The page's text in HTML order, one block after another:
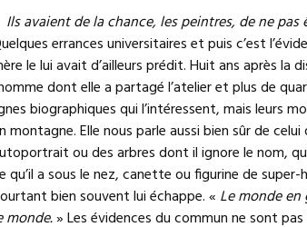
Ils avaient de la chance, les peintres, de ne
errances universitaires et puis c’est
le lui avait d’ailleurs prédit. Huit ans après la
dont elle a partagé l’atelier et plus de
biographiques qui l’intéressent, mais leurs
montagne. Elle nous parle aussi bien sûr de
ou des arbres dont il ignore le nom,
qu’il a sous le nez, canette ou figurine de
bien souvent lui échappe. « Le monde en
monde.» Les évidences du commun ne sont